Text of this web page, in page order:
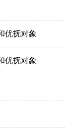
优抚对象
优抚对象